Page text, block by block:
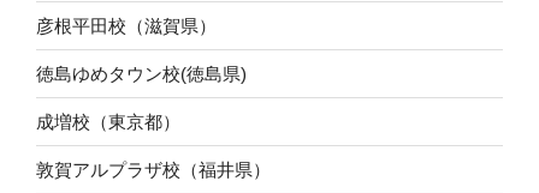
彦根平田校（滋賀県）
徳島ゆめタウン校(徳島県)
成増校（東京都）
敦賀アルプラザ校（福井県）